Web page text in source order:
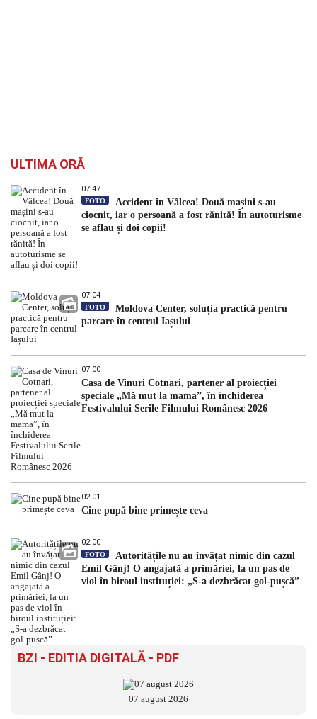
ULTIMA ORĂ
07:47
FOTO
Accident în Vâlcea! Două mașini s-au
ciocnit, iar o persoană a fost rănită! În autoturisme
se aflau și doi copii!
07:04
FOTO
Moldova Center, soluția practică pentru
parcare în centrul Iașului
07:00
Casa de Vinuri Cotnari, partener al proiecției
speciale „Mă mut la mama”, în închiderea
Festivalului Serile Filmului Românesc 2026
02:01
Cine pupă bine primește ceva
02:00
FOTO
Autoritățile nu au învățat nimic din cazul
Emil Gânj! O angajată a primăriei, la un pas de
viol în biroul instituției: „S-a dezbrăcat gol-pușcă”
BZI - EDITIA DIGITALĂ - PDF
07 august 2026